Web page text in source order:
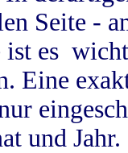
Seite -
es
Eine
und Jahr.